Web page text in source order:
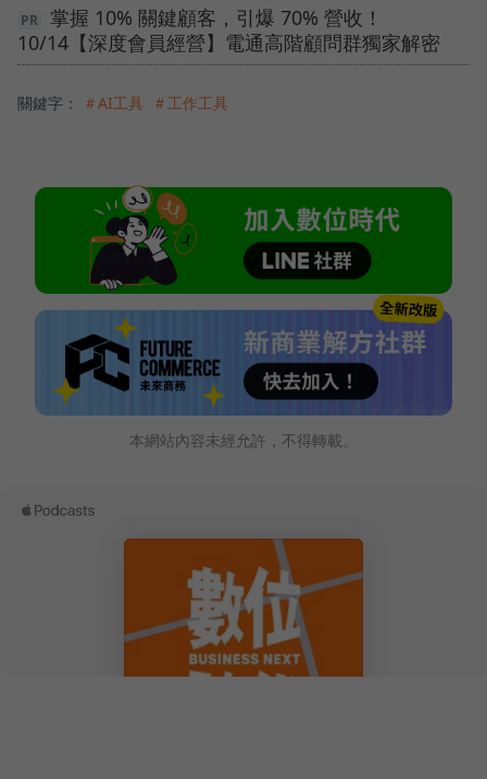
掌握 10% 關鍵顧客，引爆 70% 營收！
10/14【深度會員經營】電通高階顧問群獨家解密
關鍵字： ＃AI工具 ＃工作工具
本網站內容未經允許，不得轉載。